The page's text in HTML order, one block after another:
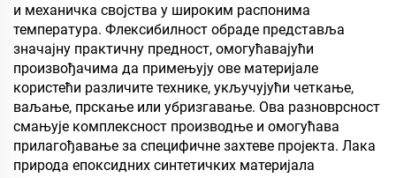
и механичка својства у широким распонима
температура. Флексибилност обраде представља
значајну практичну предност, омогућавајући
произвођачима да примењују ове материјале
користећи различите технике, укључујући четкање,
ваљање, прскање или убризгавање. Ова разноврсност
смањује комплексност производње и омогућава
прилагођавање за специфичне захтеве пројекта. Лака
природа епоксидних синтетичких материјала